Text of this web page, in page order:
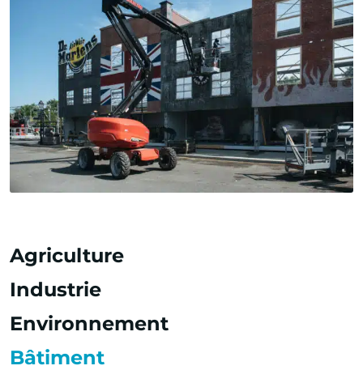
Agriculture
Industrie
Environnement
Bâtiment